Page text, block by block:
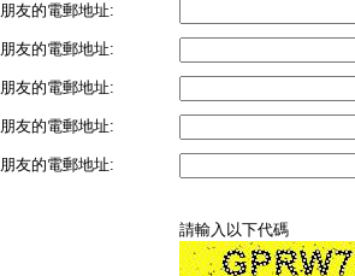
朋友的電郵地址:
朋友的電郵地址:
朋友的電郵地址:
朋友的電郵地址:
朋友的電郵地址:
請輸入以下代碼